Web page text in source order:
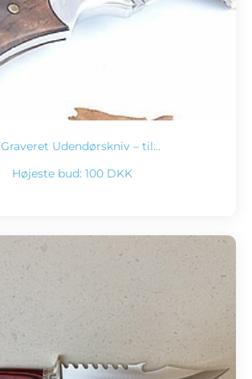
Graveret Udendørskniv – til…
Højeste bud: 100 DKK